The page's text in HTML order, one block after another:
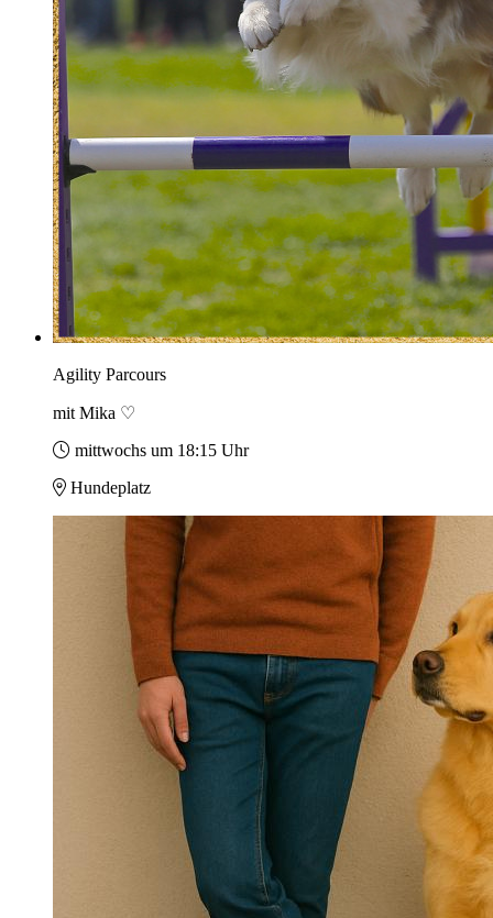
Agility Parcours
mit Mika ♡
mittwochs um 18:15 Uhr
Hundeplatz